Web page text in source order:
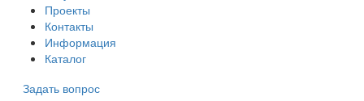
Проекты
Контакты
Информация
Каталог
Задать вопрос